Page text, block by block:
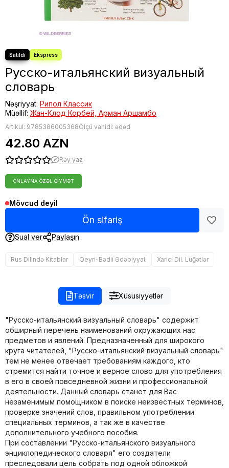
Русско-итальянский визуальный
словарь
Nəşriyyat: Рипол Классик
Müəllif: Жан-Клод Корбей, Арман Аршамбо
Artikul: 9785386005368Ölçü vahidi: ədəd
42.80 AZN
Rəy yaz
ONLAYNA ÖZƏL QIYMƏT
Mövcud deyil
Ön sifariş
Sual ver Paylaşın
Rus Dilində Kitablar Qeyri-Bədii Ədəbiyyat Xarici Dil. Lüğətlər
Təsvir Xüsusiyyətlər
"Русско-итальянский визуальный словарь" содержит
обширный перечень наименований окружающих нас
предметов и явлений. Предназначенный для широкого
круга читателей, "Русско-итальянский визуальный словарь"
тем не менее отвечает требованиям каждого, кто
стремится найти точное и верное слово для употребления
в его в своей повседневной жизни и профессиональной
деятельности. Данный словарь станет для Вас
незаменимым помощником в поиске неизвестных терминов,
проверке значений слов, правильном употреблении
специальных терминов, а так же в качестве
дополнительного учебного пособия.
При составлении "Русско-итальянского визуального
энциклопедического словаря" его создатели
преследовали цель собрать под одной обложкой